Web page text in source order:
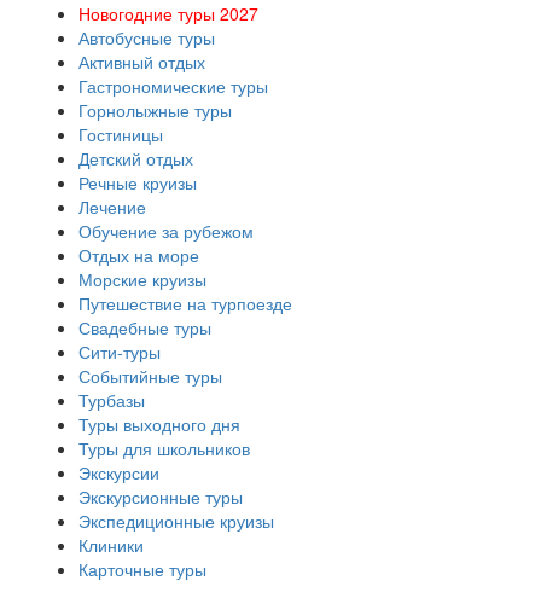
Новогодние туры 2027
Автобусные туры
Активный отдых
Гастрономические туры
Горнолыжные туры
Гостиницы
Детский отдых
Речные круизы
Лечение
Обучение за рубежом
Отдых на море
Морские круизы
Путешествие на турпоезде
Свадебные туры
Сити-туры
Событийные туры
Турбазы
Туры выходного дня
Туры для школьников
Экскурсии
Экскурсионные туры
Экспедиционные круизы
Клиники
Карточные туры